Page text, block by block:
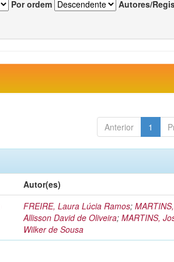
Por ordem Autores/
Anterior 1
Autor(es)
FREIRE, Laura Lúcia Ramos;MARTINS,
Allisson David de Oliveira;MARTINS,
Wilker de Sousa